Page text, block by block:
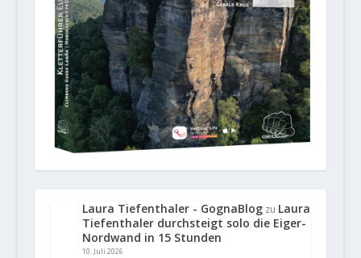
Laura Tiefenthaler - GognaBlogzu Laura
Tiefenthaler durchsteigt solo die Eiger-
Nordwand in 15 Stunden
10. Juli 2026